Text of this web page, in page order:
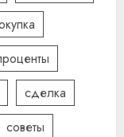
сделка
советы